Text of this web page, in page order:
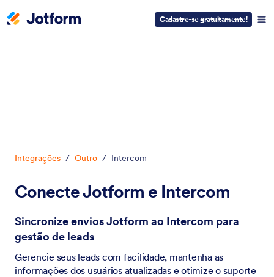
Cadastre-se gratuitamente!
Integrações / Outro / Intercom
Conecte Jotform e Intercom
Sincronize envios Jotform ao Intercom para
gestão de leads
Gerencie seus leads com facilidade, mantenha as
informações dos usuários atualizadas e otimize o suporte